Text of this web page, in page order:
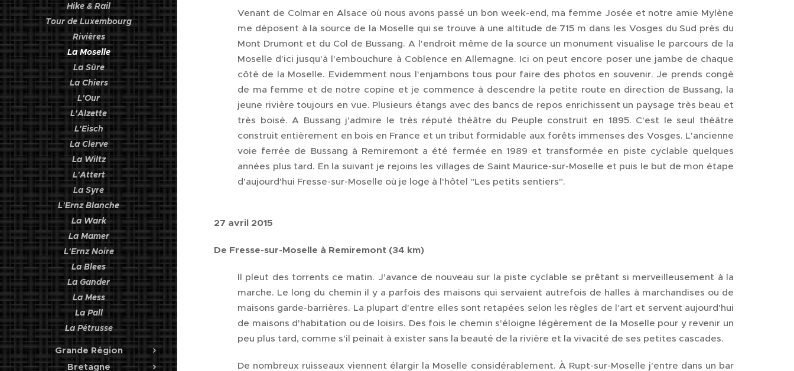
Hike & Rail
Tour de Luxembourg
Rivières
La Moselle
La Sûre
La Chiers
L'Our
L'Alzette
L'Eisch
La Clerve
La Wiltz
L'Attert
La Syre
L'Ernz Blanche
La Wark
La Mamer
L'Ernz Noire
La Blees
La Gander
La Mess
La Pall
La Pétrusse
Grande Région
Bretagne
Venant de Colmar en Alsace où nous avons passé un bon week-end, ma femme Josée et notre amie Mylène
me déposent à la source de la Moselle qui se trouve à une altitude de 715 m dans les Vosges du Sud près du
Mont Drumont et du Col de Bussang. A l'endroit même de la source un monument visualise le parcours de la
Moselle d'ici jusqu'à l'embouchure à Coblence en Allemagne. Ici on peut encore poser une jambe de chaque
côté de la Moselle. Evidemment nous l'enjambons tous pour faire des photos en souvenir. Je prends congé
de ma femme et de notre copine et je commence à descendre la petite route en direction de Bussang, la
jeune rivière toujours en vue. Plusieurs étangs avec des bancs de repos enrichissent un paysage très beau et
très boisé. A Bussang j'admire le très réputé théâtre du Peuple construit en 1895. C'est le seul théâtre
construit entièrement en bois en France et un tribut formidable aux forêts immenses des Vosges. L'ancienne
voie ferrée de Bussang à Remiremont a été fermée en 1989 et transformée en piste cyclable quelques
années plus tard. En la suivant je rejoins les villages de Saint Maurice-sur-Moselle et puis le but de mon étape
d'aujourd'hui Fresse-sur-Moselle où je loge à l'hôtel "Les petits sentiers".
27 avril 2015
De Fresse-sur-Moselle à Remiremont (34 km)
Il pleut des torrents ce matin. J'avance de nouveau sur la piste cyclable se prêtant si merveilleusement à la
marche. Le long du chemin il y a parfois des maisons qui servaient autrefois de halles à marchandises ou de
maisons garde-barrières. La plupart d'entre elles sont retapées selon les règles de l'art et servent aujourd'hui
de maisons d'habitation ou de loisirs. Des fois le chemin s'éloigne légèrement de la Moselle pour y revenir un
peu plus tard, comme s'il peinait à exister sans la beauté de la rivière et la vivacité de ses petites cascades.
De nombreux ruisseaux viennent élargir la Moselle considérablement. À Rupt-sur-Moselle j'entre dans un bar